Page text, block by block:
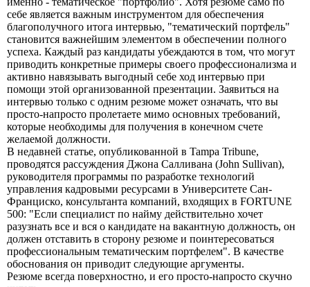
себе является важным инструментом для обеспечения
благополучного итога интервью, "тематический портфель"
становится важнейшим элементом в обеспечении полного
успеха. Каждый раз кандидаты убеждаются в том, что могут
приводить конкретные примеры своего профессионализма и
активно навязывать выгодный себе ход интервью при
помощи этой организованной презентации. Заявиться на
интервью только с одним резюме может означать, что вы
просто-напросто пролетаете мимо основных требований,
которые необходимы для получения в конечном счете
желаемой должности.
В недавней статье, опубликованной в Tampa Tribune,
проводятся рассуждения Джона Салливана (John Sullivan),
руководителя программы по разработке технологий
управления кадровыми ресурсами в Университете Сан-
Франциско, консультанта компаний, входящих в FORTUNE
500: "Если специалист по найму действительно хочет
разузнать все и вся о кандидате на вакантную должность, он
должен отставить в сторону резюме и поинтересоваться
профессиональным тематическим портфелем". В качестве
обоснования он приводит следующие аргументы.
Резюме всегда поверхностно, и его просто-напросто скучно